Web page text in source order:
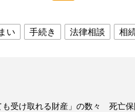
い 手続き 法律相談 相
も受け取れる財産」の数々 死亡